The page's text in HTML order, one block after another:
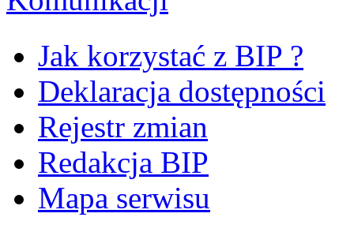
Jak korzystać z BIP ?
Deklaracja dostępności
Rejestr zmian
Redakcja BIP
Mapa serwisu